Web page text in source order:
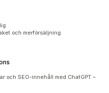
och merförsäljning
och SEO-innehåll med ChatGPT –